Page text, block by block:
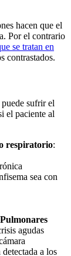
hacen que el
Por el contrario
se tratan en
contrastados.
sufrir el
el paciente al
respiratorio:
sea con
agudas
a los